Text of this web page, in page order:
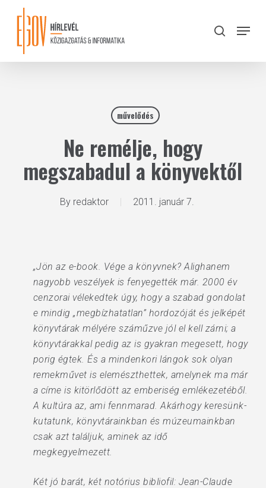
content
search
Menu
művelődés
Ne remélje, hogy
megszabadul a könyvektől
By redaktor 2011. január 7.
„Jön az e-book. Vége a könyvnek? Alighanem
nagyobb veszélyek is fenyegették már. 2000 év
cenzorai vélekedtek úgy, hogy a szabad gondolat
e mindig „megbízhatatlan” hordozóját és jelképét
könyvtárak mélyére száműzve jól el kell zárni; a
könyvtárakkal pedig az is gyakran megesett, hogy
porig égtek. És a mindenkori lángok sok olyan
remekművet is elemészthettek, amelynek ma már
a címe is kitörlődött az emberiség emlékezetéből.
A kultúra az, ami fennmarad. Akárhogy keresünk-
kutatunk, könyvtárainkban és múzeumainkban
csak azt találjuk, aminek az idő
megkegyelmezett.
Két jó barát, két notórius bibliofil: Jean-Claude
Close